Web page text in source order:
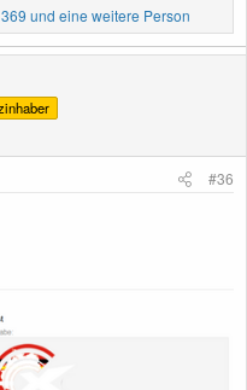
und eine weitere Person
#36